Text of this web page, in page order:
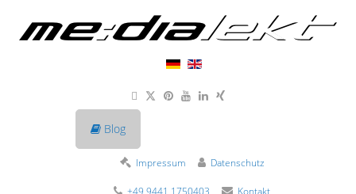
Blog
Impressum Datenschutz
+49 9441 1750403 Kontakt